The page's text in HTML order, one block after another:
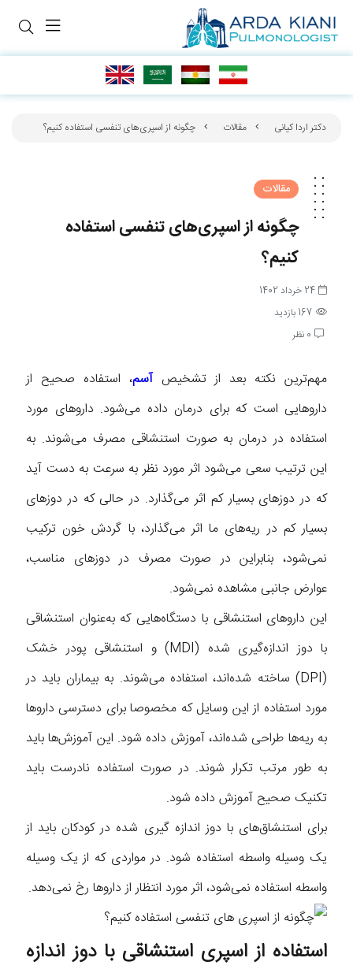
دکتر اردا کیانی مقالات چگونه از اسپری‌های تنفسی استفاده کنیم؟
مقالات
چگونه از اسپری‌های تنفسی استفاده
کنیم؟
24 خرداد 1402
167 بازدید
0 نظر
مهم‌ترین نکته بعد از تشخیصآسم، استفاده صحیح از
داروهایی است که برای درمان داده می‌شود. داروهای مورد
استفاده در درمان به صورت استنشاقی مصرف می‌شوند. به
این ترتیب سعی می‌شود اثر مورد نظر به سرعت به دست آید
که در دوزهای بسیار کم اثر می‌گذارد. در حالی که در دوزهای
بسیار کم در ریه‌های ما اثر می‌گذارد، با گردش خون ترکیب
نمی‌شود، بنابراین در صورت مصرف در دوزهای مناسب،
عوارض جانبی مشاهده نمی‌شود.
این داروهای استنشاقی با دستگاه‌هایی که به‌عنوان استنشاقی
با دوز اندازه‌گیری شده (MDI) و استنشاقی پودر خشک
(DPI) ساخته شده‌اند، استفاده می‌شوند. به بیماران باید در
مورد استفاده از این وسایل که مخصوصا برای دسترسی داروها
به ریه‌ها طراحی شده‌اند، آموزش داده شود. این آموزش‌ها باید
به طور مرتب تکرار شوند. در صورت استفاده نادرست باید
تکنیک صحیح آموزش داده شود.
برای استنشاق‌های با دوز اندازه گیری شده در کودکان باید از
یک وسیله واسطه استفاده شود. در مواردی که از یک وسیله
واسطه استفاده نمی‌شود، اثر مورد انتظار از داروها رخ نمی‌دهد.
استفاده از اسپری استنشاقی با دوز اندازه